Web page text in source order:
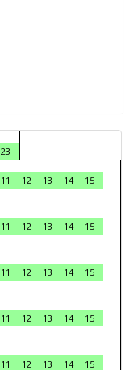
23
11 12 13 14
15
11 12 13 14
15
11 12 13 14
15
11 12 13 14
15
11 12 13 14
15